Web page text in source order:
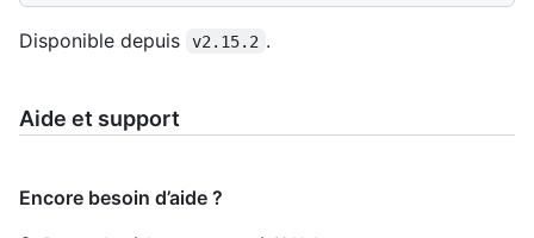
Disponible depuis v2.15.2 .
Aide et support
Encore besoin d’aide ?